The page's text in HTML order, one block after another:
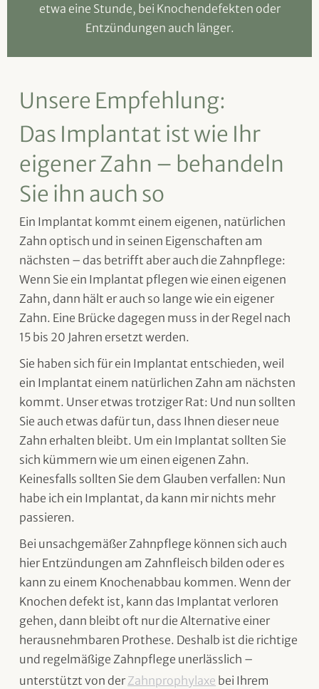
etwa eine Stunde, bei Knochendefekten oder
Entzündungen auch länger.
Unsere Empfehlung:
Das Implantat ist wie Ihr
eigener Zahn – behandeln
Sie ihn auch so
Ein Implantat kommt einem eigenen, natürlichen
Zahn optisch und in seinen Eigenschaften am
nächsten – das betrifft aber auch die Zahnpflege:
Wenn Sie ein Implantat pflegen wie einen eigenen
Zahn, dann hält er auch so lange wie ein eigener
Zahn. Eine Brücke dagegen muss in der Regel nach
15 bis 20 Jahren ersetzt werden.
Sie haben sich für ein Implantat entschieden, weil
ein Implantat einem natürlichen Zahn am nächsten
kommt. Unser etwas trotziger Rat: Und nun sollten
Sie auch etwas dafür tun, dass Ihnen dieser neue
Zahn erhalten bleibt. Um ein Implantat sollten Sie
sich kümmern wie um einen eigenen Zahn.
Keinesfalls sollten Sie dem Glauben verfallen: Nun
habe ich ein Implantat, da kann mir nichts mehr
passieren.
Bei unsachgemäßer Zahnpflege können sich auch
hier Entzündungen am Zahnfleisch bilden oder es
kann zu einem Knochenabbau kommen. Wenn der
Knochen defekt ist, kann das Implantat verloren
gehen, dann bleibt oft nur die Alternative einer
herausnehmbaren Prothese. Deshalb ist die richtige
und regelmäßige Zahnpflege unerlässlich –
unterstützt von der Zahnprophylaxe bei Ihrem